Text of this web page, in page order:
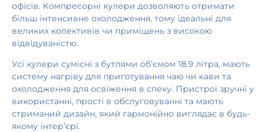
офісів. Компресорні кулери дозволяють отримати
більш інтенсивне охолодження, тому ідеальні для
великих колективів чи приміщень з високою
відвідуваністю.
Усі кулери сумісні з бутлями об’ємом 18.9 літра, мають
систему нагріву для приготування чаю чи кави та
охолодження для освіження в спеку. Пристрої зручні у
використанні, прості в обслуговуванні та мають
стриманий дизайн, який гармонійно виглядає в будь-
якому інтер’єрі.